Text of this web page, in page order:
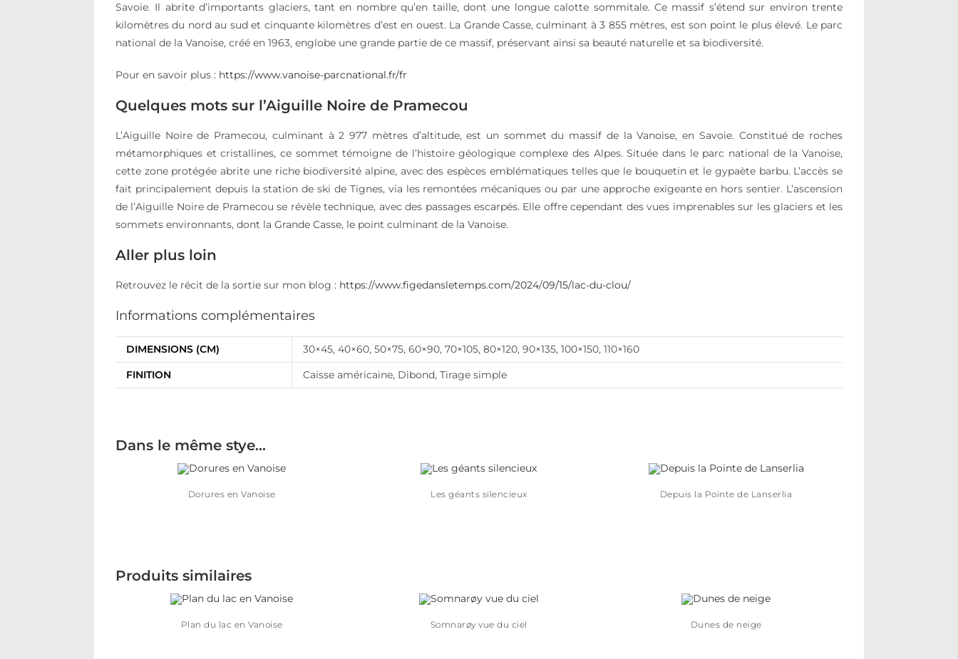
Savoie. Il abrite d’importants glaciers, tant en nombre qu’en taille, dont une longue calotte sommitale. Ce massif s’étend sur environ trente
kilomètres du nord au sud et cinquante kilomètres d’est en ouest. La Grande Casse, culminant à 3 855 mètres, est son point le plus élevé. Le parc
national de la Vanoise, créé en 1963, englobe une grande partie de ce massif, préservant ainsi sa beauté naturelle et sa biodiversité.
Pour en savoir plus : https://www.vanoise-parcnational.fr/fr
Quelques mots sur l’Aiguille Noire de Pramecou
L’Aiguille Noire de Pramecou, culminant à 2 977 mètres d’altitude, est un sommet du massif de la Vanoise, en Savoie. Constitué de roches
métamorphiques et cristallines, ce sommet témoigne de l’histoire géologique complexe des Alpes. Située dans le parc national de la Vanoise,
cette zone protégée abrite une riche biodiversité alpine, avec des espèces emblématiques telles que le bouquetin et le gypaète barbu. L’accès se
fait principalement depuis la station de ski de Tignes, via les remontées mécaniques ou par une approche exigeante en hors sentier. L’ascension
de l’Aiguille Noire de Pramecou se révèle technique, avec des passages escarpés. Elle offre cependant des vues imprenables sur les glaciers et les
sommets environnants, dont la Grande Casse, le point culminant de la Vanoise.
Aller plus loin
Retrouvez le récit de la sortie sur mon blog : https://www.figedansletemps.com/2024/09/15/lac-du-clou/
Informations complémentaires
DIMENSIONS (CM)
30×45, 40×60, 50×75, 60×90, 70×105, 80×120, 90×135, 100×150, 110×160
FINITION
Caisse américaine, Dibond, Tirage simple
Dans le même stye…
Dorures en Vanoise Les géants silencieux Depuis la Pointe de Lanserlia
Produits similaires
Plan du lac en Vanoise Somnarøy vue du ciel Dunes de neige